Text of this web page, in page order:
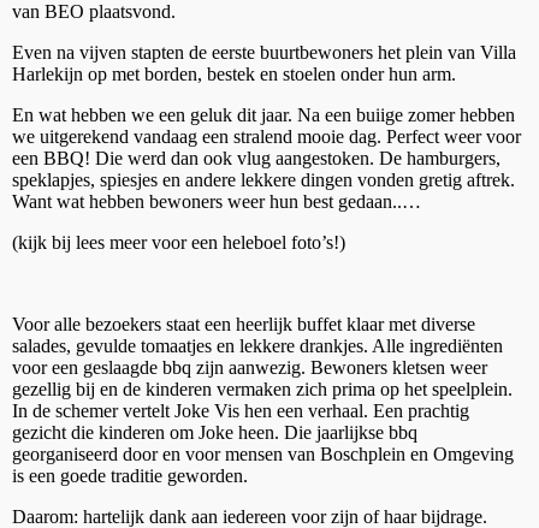
van BEO plaatsvond.
Even na vijven stapten de eerste buurtbewoners het plein van Villa
Harlekijn op met borden, bestek en stoelen onder hun arm.
En wat hebben we een geluk dit jaar. Na een buiige zomer hebben
we uitgerekend vandaag een stralend mooie dag. Perfect weer voor
een BBQ! Die werd dan ook vlug aangestoken. De hamburgers,
speklapjes, spiesjes en andere lekkere dingen vonden gretig aftrek.
Want wat hebben bewoners weer hun best gedaan..…
(kijk bij lees meer voor een heleboel foto’s!)
Voor alle bezoekers staat een heerlijk buffet klaar met diverse
salades, gevulde tomaatjes en lekkere drankjes. Alle ingrediënten
voor een geslaagde bbq zijn aanwezig. Bewoners kletsen weer
gezellig bij en de kinderen vermaken zich prima op het speelplein.
In de schemer vertelt Joke Vis hen een verhaal. Een prachtig
gezicht die kinderen om Joke heen. Die jaarlijkse bbq
georganiseerd door en voor mensen van Boschplein en Omgeving
is een goede traditie geworden.
Daarom: hartelijk dank aan iedereen voor zijn of haar bijdrage.